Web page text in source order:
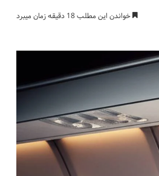
خواندن این مطلب 18 دقیقه زمان میبرد